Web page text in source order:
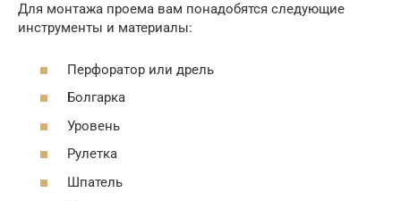
Для монтажа проема вам понадобятся следующие
инструменты и материалы:
Перфоратор или дрель
Болгарка
Уровень
Рулетка
Шпатель